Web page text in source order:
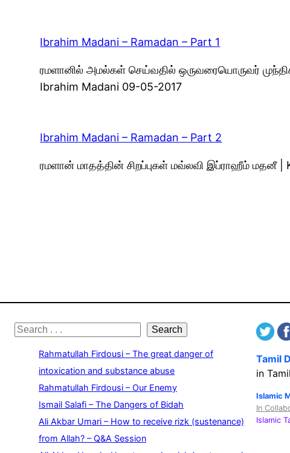
Ibrahim Madani – Ramadan – Part 1
ரமளானில் அமல்கள் செய்வதில் ஒருவரையொருவர்
Ibrahim Madani 09-05-2017
Ibrahim Madani – Ramadan – Part 2
ரமளான் மாதத்தின் சிறப்புகள் மவ்லவி இப்ராஹீம் மதனீ |
S
Search
Rahmatullah Firdousi – The great danger of
intoxication and substance abuse
Rahmatullah Firdousi – Our Enemy
Ismail Salafi – The Dangers of Bidah
Ali Akbar Umari – How to receive rizk (sustenance)
from Allah? – Q&A Session
Tamil
in Tamil
Islamic
In
Islamic